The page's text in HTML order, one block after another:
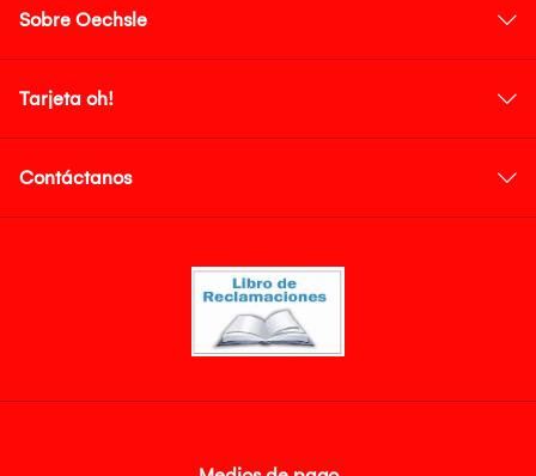
Sobre Oechsle
Tarjeta oh!
Contáctanos